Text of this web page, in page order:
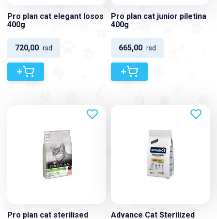
Pro plan cat elegant losos
400g
720,00 rsd
+
Pro plan cat junior piletina
400g
665,00 rsd
+
Pro plan cat sterilised
Advance Cat Sterilized